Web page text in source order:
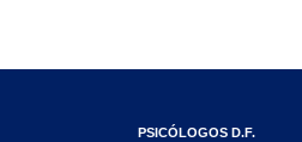
PSICÓLOGOS D.F.